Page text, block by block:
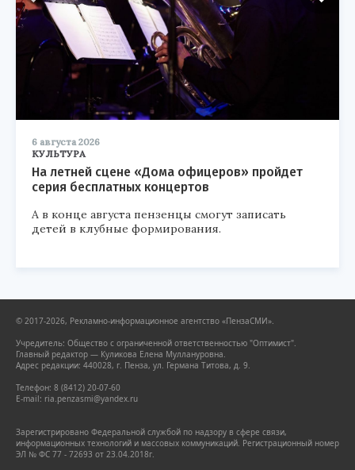
6 августа 2026
КУЛЬТУРА
На летней сцене «Дома офицеров» пройдет
серия бесплатных концертов
А в конце августа пензенцы смогут записать
детей в клубные формирования.
© 2017-2026, Рекламно-информационное агентство «ПензаСМИ».
Учредитель: Общество с ограниченной ответственностью "Оптимист".
Главный редактор — Куликова Елена Муллануровна.
Адрес редакции: 440028, г. Пенза, ул. Германа Титова, д. 9.
Телефон: 8 (8412) 20-07-60
E-mail: ria.penzasmi@yandex.ru
Зарегистрировано Федеральной службой по надзору в сфере связи,
информационных технологий и массовых коммуникаций. Регистрационный номер
ЭЛ № ФС 77 - 72693 от 23.04.2018г.